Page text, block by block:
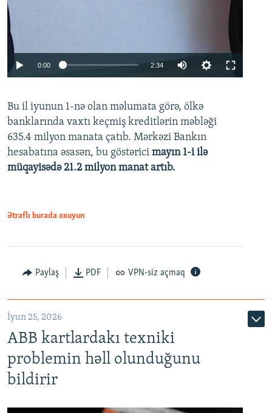
Auto 240p 360p 480p
720p 1080p
0:00 2:34
360p
480p
720p
Bu il iyunun 1-nə olan məlumata görə, ölkə
banklarında vaxtı keçmiş kreditlərin məbləği
635.4 milyon manata çatıb. Mərkəzi Bankın
hesabatına əsasən, bu göstərici mayın 1-i ilə
müqayisədə 21.2 milyon manat artıb.
Ətraflı burada oxuyun
Paylaş PDF VPN-siz açmaq
İyun 25, 2026
ABB kartlardakı texniki
problemin həll olunduğunu
bildirir